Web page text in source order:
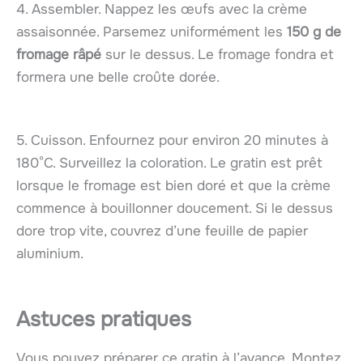
4. Assembler. Nappez les œufs avec la crème
assaisonnée. Parsemez uniformément les 150 g de
fromage râpé sur le dessus. Le fromage fondra et
formera une belle croûte dorée.
5. Cuisson. Enfournez pour environ 20 minutes à
180°C. Surveillez la coloration. Le gratin est prêt
lorsque le fromage est bien doré et que la crème
commence à bouillonner doucement. Si le dessus
dore trop vite, couvrez d’une feuille de papier
aluminium.
Astuces pratiques